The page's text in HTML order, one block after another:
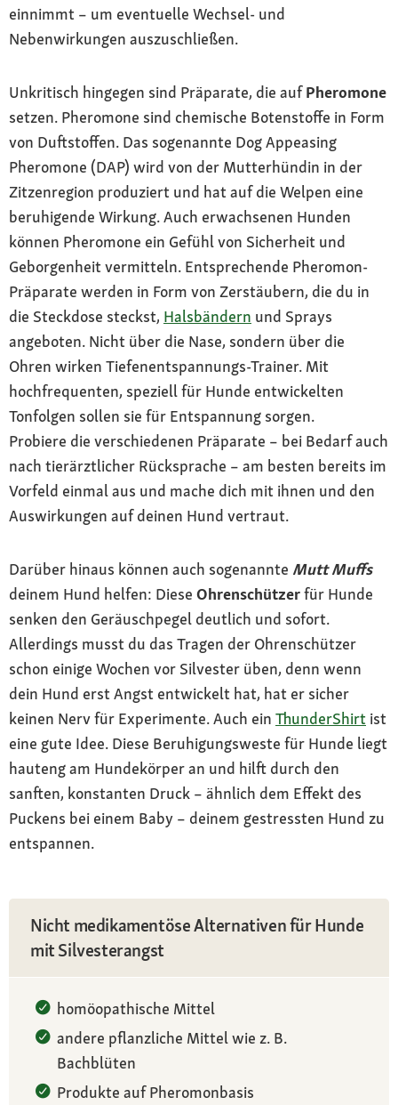
einnimmt – um eventuelle Wechsel- und
Nebenwirkungen auszuschließen.
Unkritisch hingegen sind Präparate, die aufPheromone
setzen. Pheromone sind chemische Botenstoffe in Form
von Duftstoffen. Das sogenannte Dog Appeasing
Pheromone (DAP) wird von der Mutterhündin in der
Zitzenregion produziert und hat auf die Welpen eine
beruhigende Wirkung. Auch erwachsenen Hunden
können Pheromone ein Gefühl von Sicherheit und
Geborgenheit vermitteln. Entsprechende Pheromon-
Präparate werden in Form von Zerstäubern, die du in
die Steckdose steckst, Halsbändern und Sprays
angeboten. Nicht über die Nase, sondern über die
Ohren wirken Tiefenentspannungs-Trainer. Mit
hochfrequenten, speziell für Hunde entwickelten
Tonfolgen sollen sie für Entspannung sorgen.
Probiere die verschiedenen Präparate – bei Bedarf auch
nach tierärztlicher Rücksprache – am besten bereits im
Vorfeld einmal aus und mache dich mit ihnen und den
Auswirkungen auf deinen Hund vertraut.
Darüber hinaus können auch sogenannte Mutt Muffs
deinem Hund helfen: Diese Ohrenschützerfür Hunde
senken den Geräuschpegel deutlich und sofort.
Allerdings musst du das Tragen der Ohrenschützer
schon einige Wochen vor Silvester üben, denn wenn
dein Hund erst Angst entwickelt hat, hat er sicher
keinen Nerv für Experimente. Auch ein ThunderShirt ist
eine gute Idee. Diese Beruhigungsweste für Hunde liegt
hauteng am Hundekörper an und hilft durch den
sanften, konstanten Druck – ähnlich dem Effekt des
Puckens bei einem Baby – deinem gestressten Hund zu
entspannen.
Nicht medikamentöse Alternativen für Hunde
mit Silvesterangst
homöopathische Mittel
andere pflanzliche Mittel wie z. B.
Bachblüten
Produkte auf Pheromonbasis